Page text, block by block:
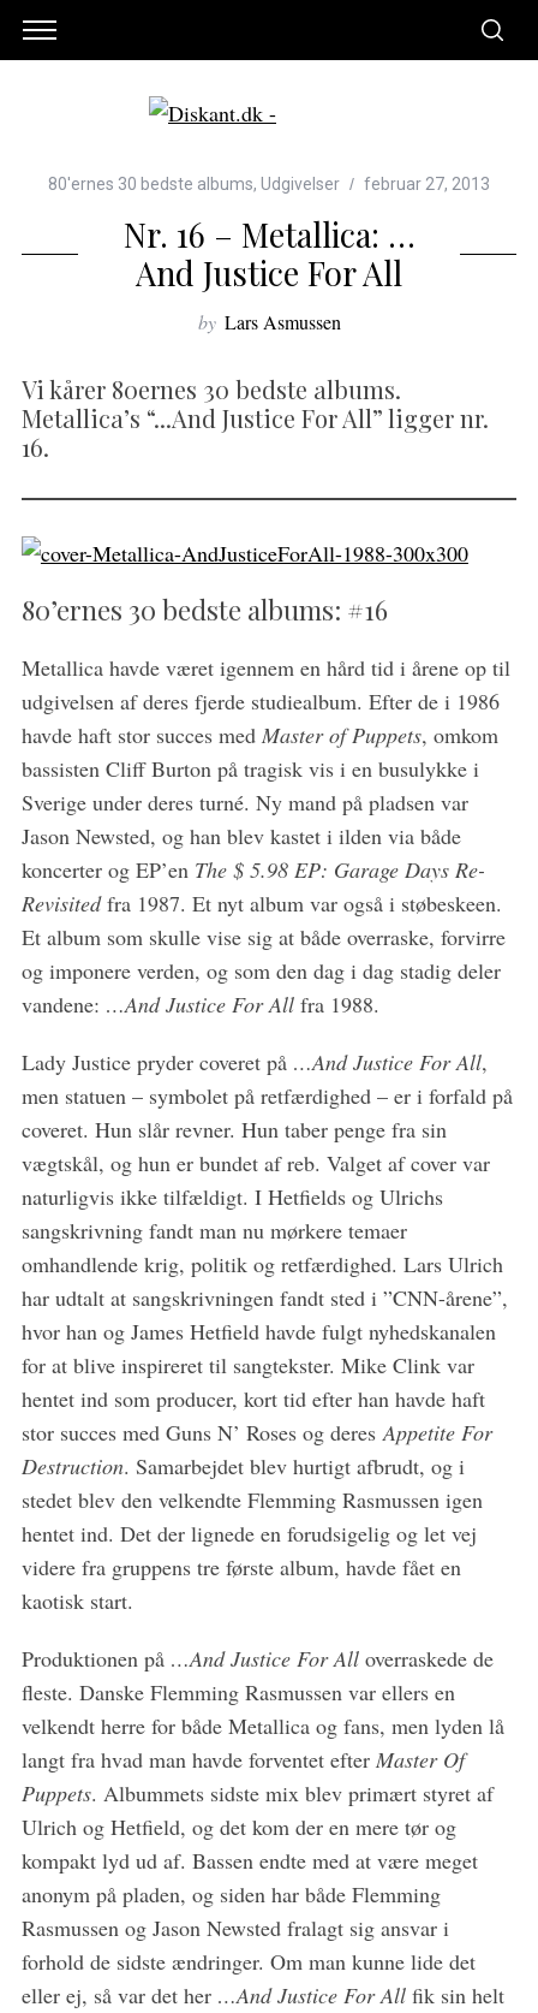
80'ernes 30 bedste albums, Udgivelser februar 27, 2013
Nr. 16 – Metallica: …
And Justice For All
by Lars Asmussen
Vi kårer 80ernes 30 bedste albums.
Metallica’s “...And Justice For All” ligger nr.
16.
80’ernes 30 bedste albums: #16
Metallica havde været igennem en hård tid i årene op til
udgivelsen af deres fjerde studiealbum. Efter de i 1986
havde haft stor succes med Master of Puppets, omkom
bassisten Cliff Burton på tragisk vis i en busulykke i
Sverige under deres turné. Ny mand på pladsen var
Jason Newsted, og han blev kastet i ilden via både
koncerter og EP’en The $ 5.98 EP: Garage Days Re-
Revisitedfra 1987. Et nyt album var også i støbeskeen.
Et album som skulle vise sig at både overraske, forvirre
og imponere verden, og som den dag i dag stadig deler
vandene: …And Justice For Allfra 1988.
Lady Justice pryder coveret på …And Justice For All,
men statuen – symbolet på retfærdighed – er i forfald på
coveret. Hun slår revner. Hun taber penge fra sin
vægtskål, og hun er bundet af reb. Valget af cover var
naturligvis ikke tilfældigt. I Hetfields og Ulrichs
sangskrivning fandt man nu mørkere temaer
omhandlende krig, politik og retfærdighed. Lars Ulrich
har udtalt at sangskrivningen fandt sted i ”CNN-årene”,
hvor han og James Hetfield havde fulgt nyhedskanalen
for at blive inspireret til sangtekster. Mike Clink var
hentet ind som producer, kort tid efter han havde haft
stor succes med Guns N’ Roses og deresAppetite For
Destruction. Samarbejdet blev hurtigt afbrudt, og i
stedet blev den velkendte Flemming Rasmussen igen
hentet ind. Det der lignede en forudsigelig og let vej
videre fra gruppens tre første album, havde fået en
kaotisk start.
Produktionen på …And Justice For Alloverraskede de
fleste. Danske Flemming Rasmussen var ellers en
velkendt herre for både Metallica og fans, men lyden lå
langt fra hvad man havde forventet efter Master Of
Puppets. Albummets sidste mix blev primært styret af
Ulrich og Hetfield, og det kom der en mere tør og
kompakt lyd ud af. Bassen endte med at være meget
anonym på pladen, og siden har både Flemming
Rasmussen og Jason Newsted fralagt sig ansvar i
forhold de sidste ændringer. Om man kunne lide det
eller ej, så var det her …And Justice For Allfik sin helt
S
e
a
h
f
o